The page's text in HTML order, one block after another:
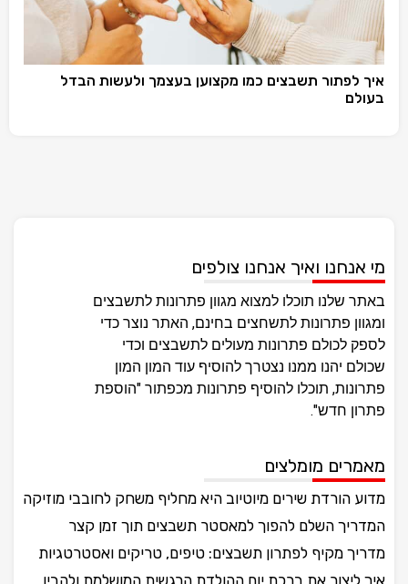
איך לפתור תשבצים כמו מקצוען בעצמך ולעשות הבדל
בעולם
מי אנחנו ואיך אנחנו צולפים
באתר שלנו תוכלו למצוא מגוון פתרונות לתשבצים
ומגוון פתרונות לתשחצים בחינם, האתר נוצר כדי
לספק לכולם פתרונות מעולים לתשבצים וכדי
שכולם יהנו ממנו נצטרך להוסיף עוד המון המון
פתרונות, תוכלו להוסיף פתרונות מכפתור "הוספת
פתרון חדש".
מאמרים מומלצים
מדוע הורדת שירים מיוטיוב היא מחליף משחק לחובבי מוזיקה
המדריך השלם להפוך למאסטר תשבצים תוך זמן קצר
מדריך מקיף לפתרון תשבצים: טיפים, טריקים ואסטרטגיות